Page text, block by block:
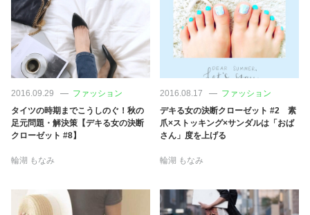
2016.09.29
ファッション
タイツの時期までこうしのぐ！秋の
足元問題・解決策【デキる女の決断
クローゼット #8】
輪湖 もなみ
2016.08.17
ファッション
デキる女の決断クローゼット #2 素
爪×ストッキング×サンダルは「おば
さん」度を上げる
輪湖 もなみ